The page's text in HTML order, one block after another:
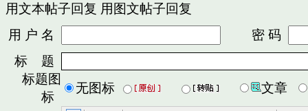
用文本帖子回复 用图文帖子回复
用 户 名
密 码
标 题
标题图
标
无图标 文章